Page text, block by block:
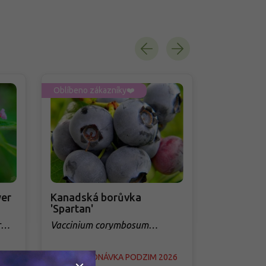
Oblíbeno zákazníky❤️
Kanadská borůvka
'Spartan'
Vaccinium corymbosum
PŘEDOBJEDNÁVKA PODZIM 2026